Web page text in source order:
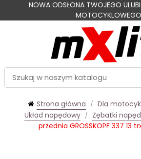
NOWA ODSŁONA TWOJEGO
Strona główna Dla
Układ napędowy
Zębatki
przednia GROSSKOPF 337 13